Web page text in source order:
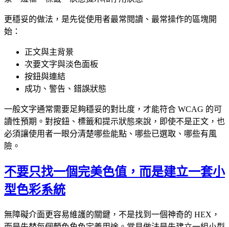
更穩妥的做法，是先從使用者最常閱讀、最常操作的區塊開
始：
正文與主背景
次要文字與淡色面板
按鈕與連結
成功、警告、錯誤狀態
一般文字通常需要足夠穩妥的對比度，才能符合 WCAG 的可
讀性預期。對按鈕、標籤和提示狀態來說，即使不是正文，也
必須讓使用者一眼分清楚哪些能點、哪些已選取、哪些有風
險。
不要只找一個完美色值，而是建立一套小
型色彩系統
無障礙介面更容易維護的關鍵，不是找到一個神奇的 HEX，